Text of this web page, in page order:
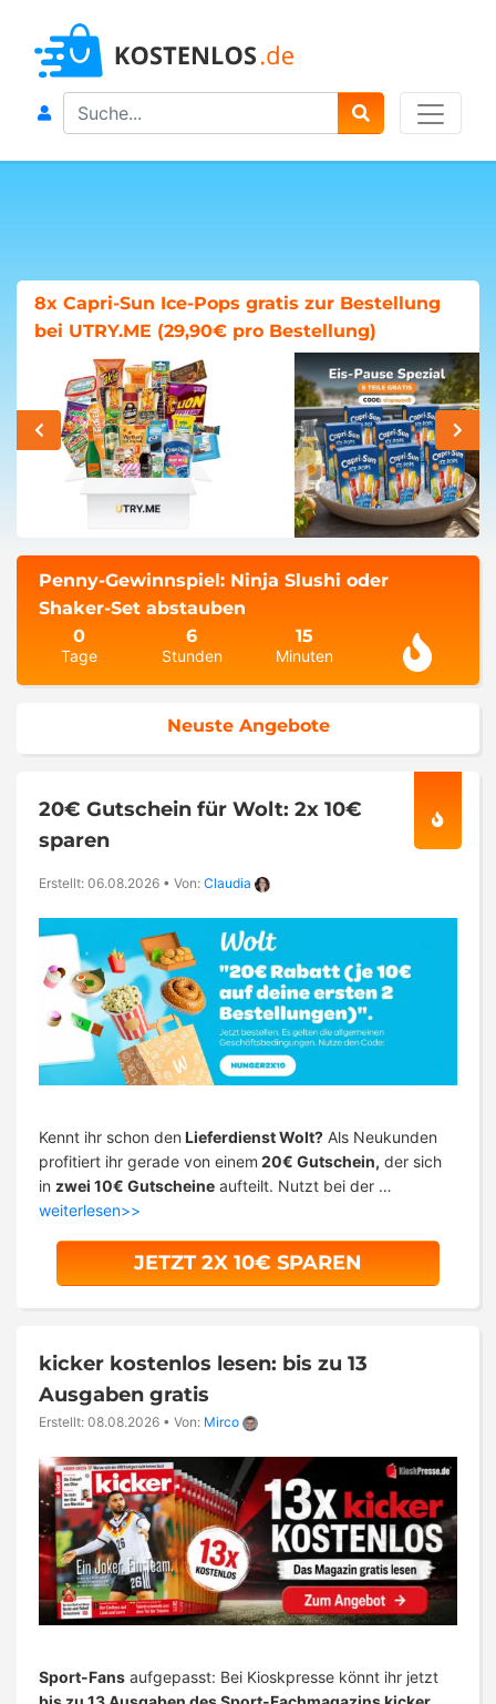
Search
8x Capri-Sun Ice-Pops gratis zur Bestellung
bei UTRY.ME (29,90€ pro Bestellung)
Penny-Gewinnspiel: Ninja Slushi oder
Shaker-Set abstauben
0
Tage
6
Stunden
15
Minuten
Neuste Angebote
20€ Gutschein für Wolt: 2x 10€
sparen
Erstellt: 06.08.2026 • Von: Claudia
Kennt ihr schon den Lieferdienst Wolt? Als Neukunden
profitiert ihr gerade von einem 20€ Gutschein, der sich
in zwei 10€ Gutscheine aufteilt. Nutzt bei der …
weiterlesen>>
JETZT 2X 10€ SPAREN
kicker kostenlos lesen: bis zu 13
Ausgaben gratis
Erstellt: 08.08.2026 • Von: Mirco
Sport-Fans aufgepasst: Bei Kioskpresse könnt ihr jetzt